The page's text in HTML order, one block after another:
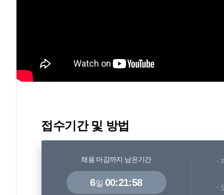
접수기간 및 방법
채용 마감까지 남은기간
6일 00:21:58